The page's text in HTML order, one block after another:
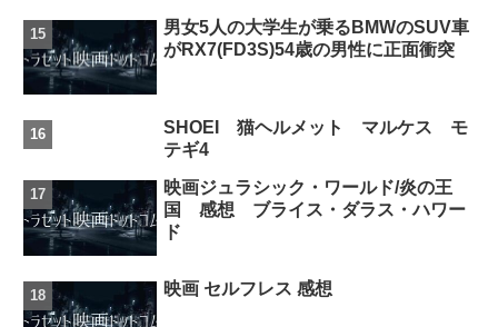
男女5人の大学生が乗るBMWのSUV車
がRX7(FD3S)54歳の男性に正面衝突
SHOEI 猫ヘルメット マルケス モ
テギ4
映画ジュラシック・ワールド/炎の王
国 感想 ブライス・ダラス・ハワー
ド
映画 セルフレス 感想